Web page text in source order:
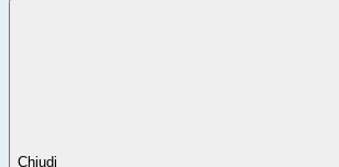
Chiudi